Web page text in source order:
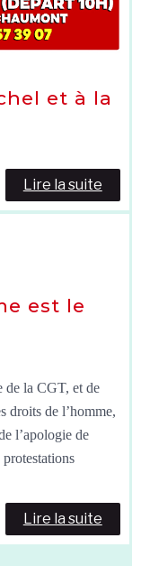
et à la
Lire la suite
est le
de la CGT, et de
droits de l’homme,
l’apologie de
Lire la suite